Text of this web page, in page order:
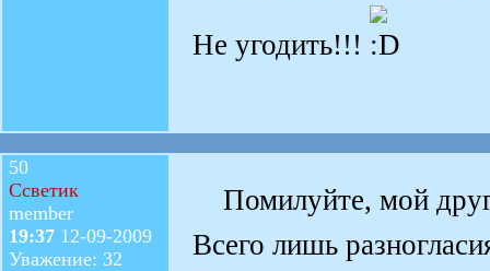
Не угодить!!!
50
Ссветик
member
19:37 12-09-2009
Уважение: 32
Помилуйте, мой
Всего лишь